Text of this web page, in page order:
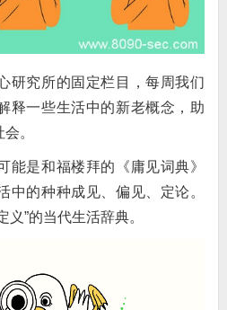
研究所的固定栏目，每周我们
释一些生活中的新老概念，助
。
能是和福楼拜的《庸见词典》
中的种种成见、偏见、定论。
”的当代生活辞典。